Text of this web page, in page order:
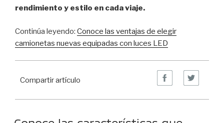
rendimiento y estilo en cada viaje.
Continúa leyendo: Conoce las ventajas de elegir
camionetas nuevas equipadas con luces LED
Compartir artículo